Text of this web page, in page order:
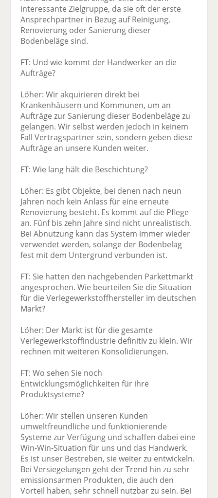
interessante Zielgruppe, da sie oft der erste
Ansprechpartner in Bezug auf Reinigung,
Renovierung oder Sanierung dieser
Bodenbeläge sind.
FT: Und wie kommt der Handwerker an die
Aufträge?
Löher: Wir akquirieren direkt bei
Krankenhäusern und Kommunen, um an
Aufträge zur Sanierung dieser Bodenbeläge zu
gelangen. Wir selbst werden jedoch in keinem
Fall Vertragspartner sein, sondern geben diese
Aufträge an unsere Kunden weiter.
FT: Wie lang hält die Beschichtung?
Löher: Es gibt Objekte, bei denen nach neun
Jahren noch kein Anlass für eine erneute
Renovierung besteht. Es kommt auf die Pflege
an. Fünf bis zehn Jahre sind nicht unrealistisch.
Bei Abnutzung kann das System immer wieder
verwendet werden, solange der Bodenbelag
fest mit dem Untergrund verbunden ist.
FT: Sie hatten den nachgebenden Parkettmarkt
angesprochen. Wie beurteilen Sie die Situation
für die Verlegewerkstoffhersteller im deutschen
Markt?
Löher: Der Markt ist für die gesamte
Verlegewerkstoffindustrie definitiv zu klein. Wir
rechnen mit weiteren Konsolidierungen.
FT: Wo sehen Sie noch
Entwicklungsmöglichkeiten für ihre
Produktsysteme?
Löher: Wir stellen unseren Kunden
umweltfreundliche und funktionierende
Systeme zur Verfügung und schaffen dabei eine
Win-Win-Situation für uns und das Handwerk.
Es ist unser Bestreben, sie weiter zu entwickeln.
Bei Versiegelungen geht der Trend hin zu sehr
emissionsarmen Produkten, die auch den
Vorteil haben, sehr schnell nutzbar zu sein. Bei